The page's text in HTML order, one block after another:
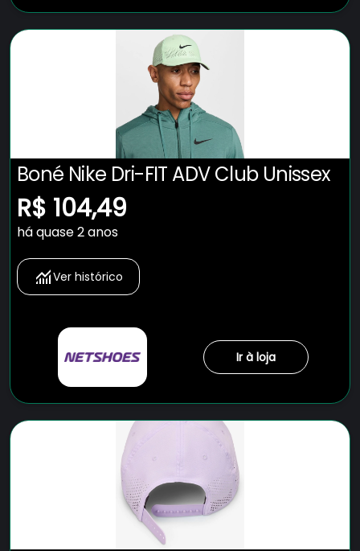
Boné Nike Dri-FIT ADV Club Unissex
R$ 104,49
há quase 2 anos
Ver histórico
Ir à loja